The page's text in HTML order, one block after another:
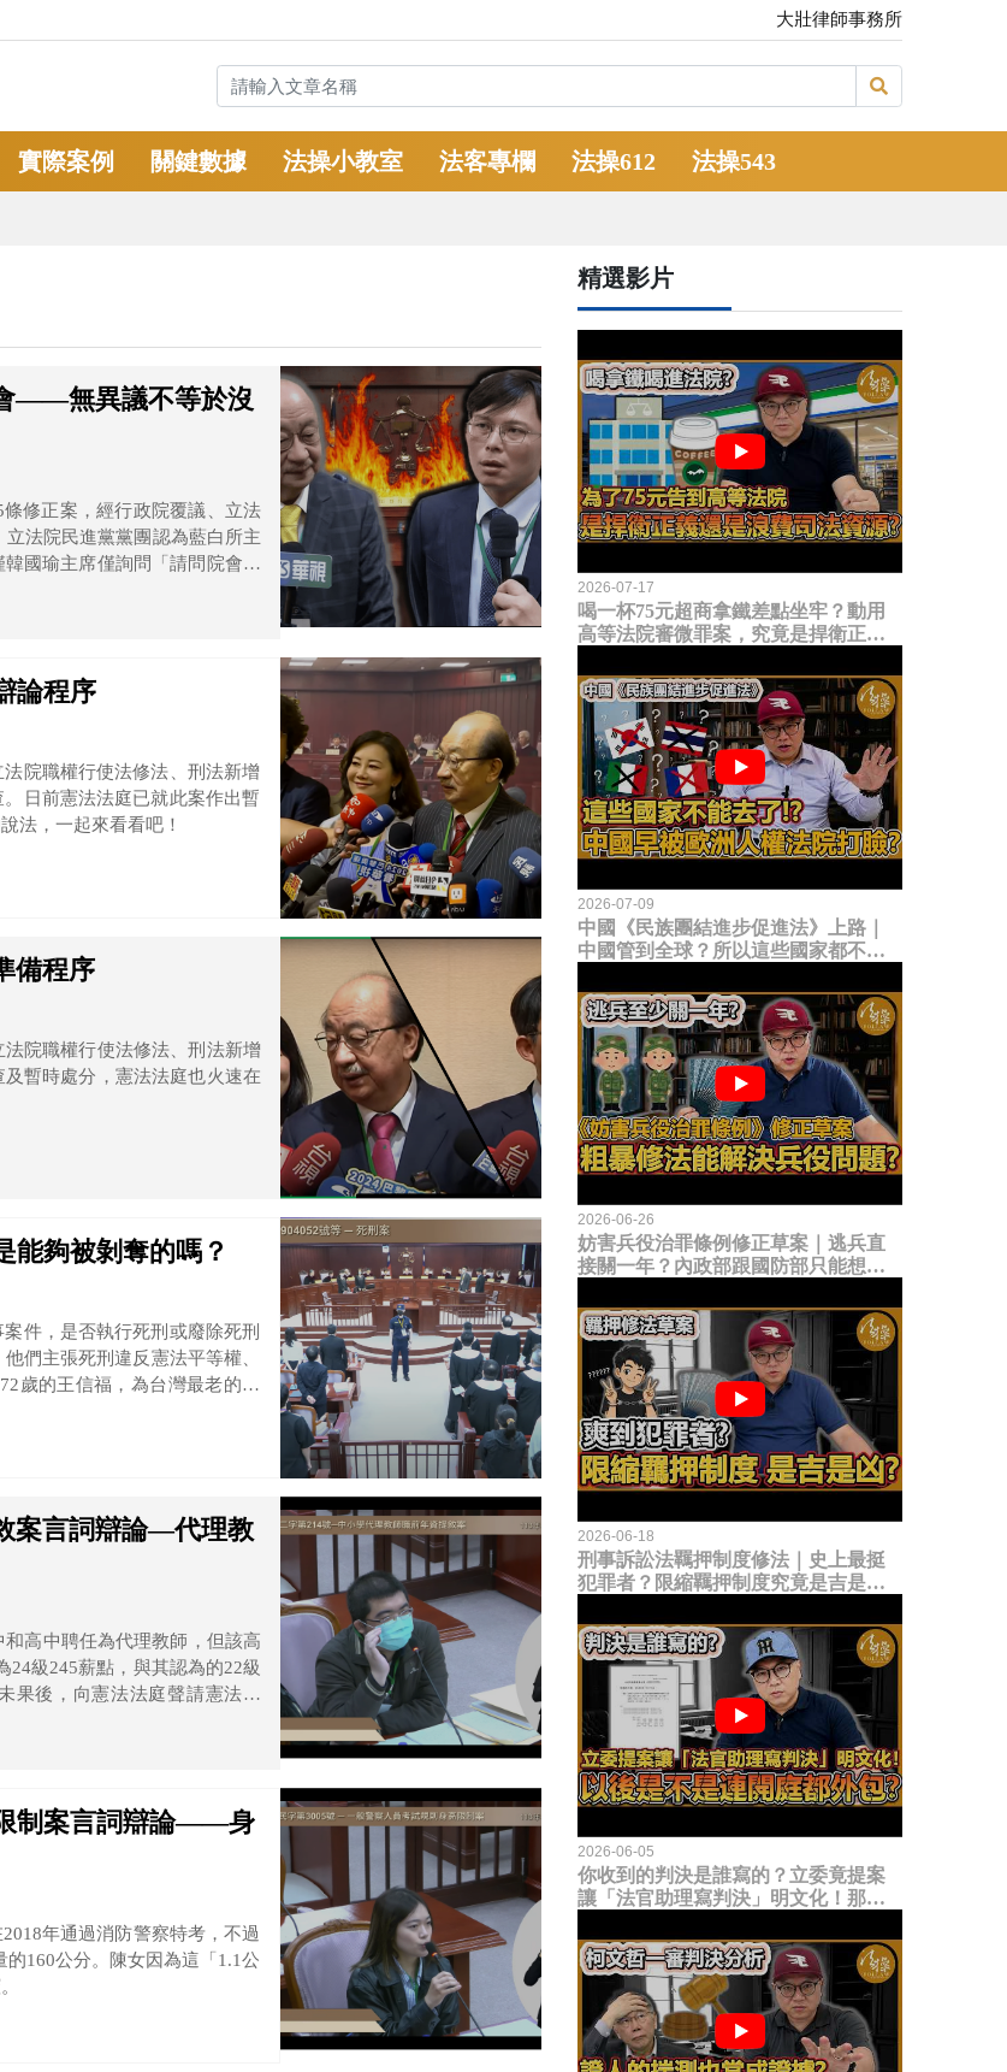
大壯律師事務所
實際案例 關鍵數據 法操小教室 法客專欄 法操612 法操543
——無異議不等於沒
修正案，經行政院覆議、立法
法院民進黨黨團認為藍白所主
國瑜主席僅詢問「請問院會有
論程序
院職權行使法修法、刑法新增
日前憲法法庭已就此案作出暫
法，一起來看看吧！
備程序
院職權行使法修法、刑法新增
暫時處分，憲法法庭也火速在
夠被剝奪的嗎？
件，是否執行死刑或廢除死刑
們主張死刑違反憲法平等權、
歲的王信福，為台灣最老的死
受民間團體關注的案件。 而憲
案言詞辯論—代理教
高中聘任為代理教師，但該高
級245薪點，與其認為的22級
果後，向憲法法庭聲請憲法解
限制案言詞辯論——身
年通過消防警察特考，不過
160公分。陳女因為這「1.1公
精選影片
2026-07-17
喝一杯75元超商拿鐵差點坐牢？動用
高等法院審微罪案，究竟是捍衛正義
2026-07-09
中國《民族團結進步促進法》上路｜
中國管到全球？所以這些國家都不能
臉？
2026-06-26
妨害兵役治罪條例修正草案｜逃兵直
接關一年？內政部跟國防部只能想到
題？
2026-06-18
刑事訴訟法羈押制度修法｜史上最挺
犯罪者？限縮羈押制度究竟是吉是
2026-06-05
你收到的判決是誰寫的？立委竟提案
讓「法官助理寫判決」明文化！那以